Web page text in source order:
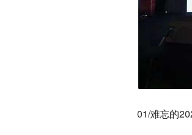
01/难忘的